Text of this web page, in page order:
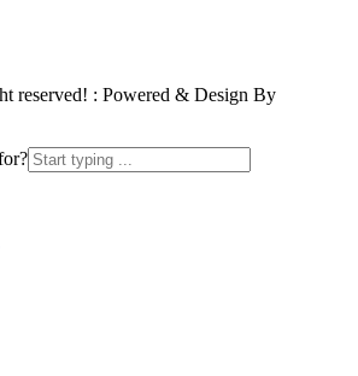
reserved! : Powered & Design By